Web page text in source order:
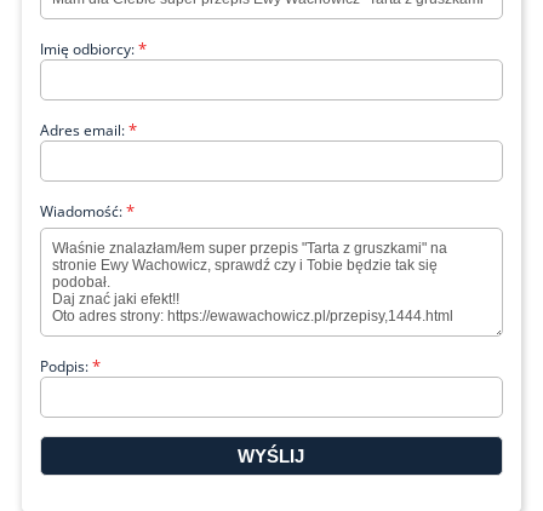
Imię odbiorcy:*
Adres email:*
Wiadomość:*
Podpis:*